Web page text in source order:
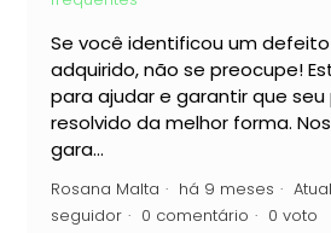
Se você identificou um
adquirido, não se preocupe!
para ajudar e garantir que
resolvido da melhor forma.
gara...
Rosana Malta há 9 meses
seguidor
0 comentário 0 voto